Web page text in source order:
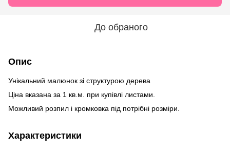
До обраного
Опис
Унікальний малюнок зі структурою дерева
Ціна вказана за 1 кв.м. при купівлі листами.
Можливий розпил і кромковка під потрібні розміри.
Характеристики